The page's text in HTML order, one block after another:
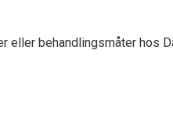
eller behandlingsmåter hos